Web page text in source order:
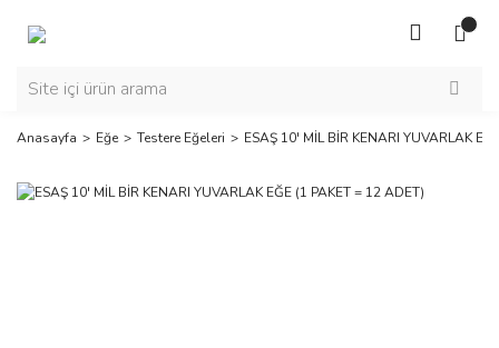
Anasayfa Eğe Testere Eğeleri ESAŞ 10' MİL BİR KENARI YUVARLAK